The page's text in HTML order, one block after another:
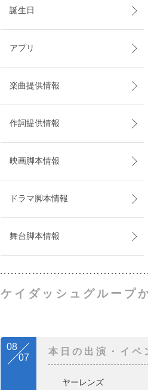
誕生日
アプリ
楽曲提供情報
作詞提供情報
映画脚本情報
ドラマ脚本情報
舞台脚本情報
ケイダッシュグループ
08
07
本日の出演・イベ
ヤーレンズ